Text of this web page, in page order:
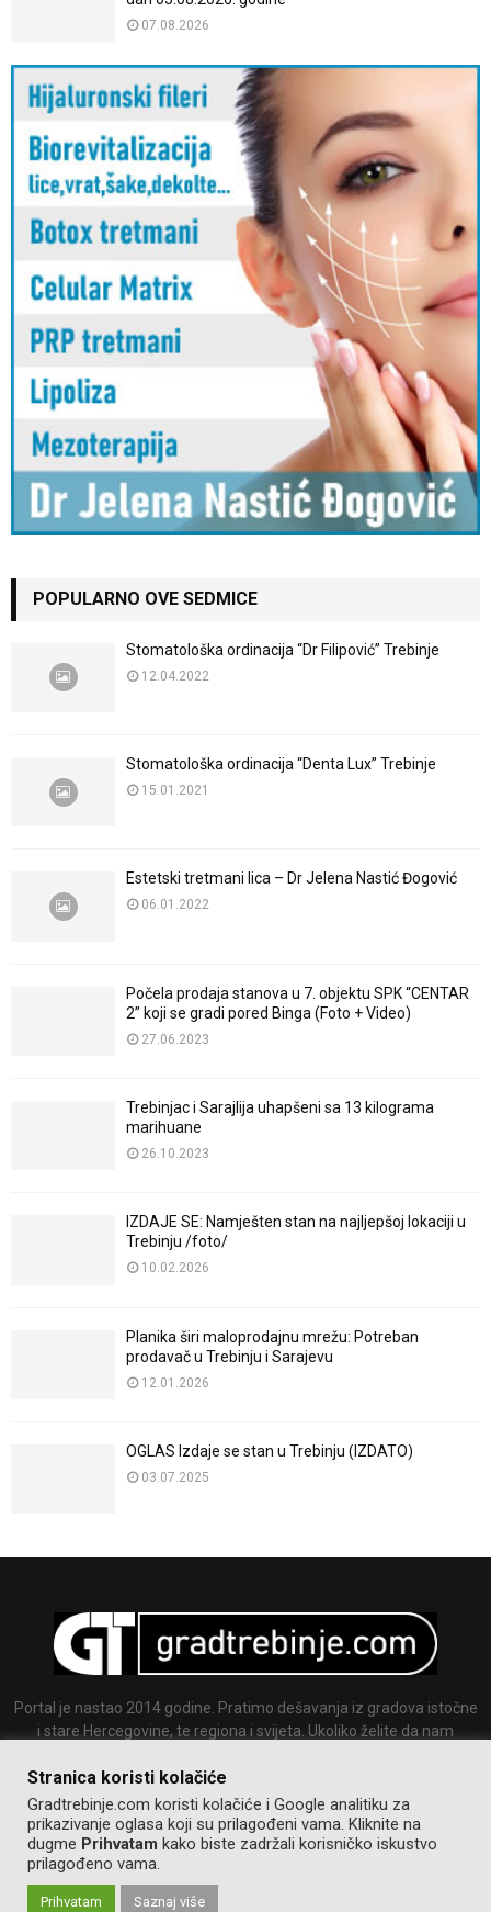
07.08.2026
POPULARNO OVE SEDMICE
Stomatološka ordinacija “Dr Filipović” Trebinje
12.04.2022
Stomatološka ordinacija “Denta Lux” Trebinje
15.01.2021
Estetski tretmani lica – Dr Jelena Nastić Đogović
06.01.2022
Počela prodaja stanova u 7. objektu SPK “CENTAR
2” koji se gradi pored Binga (Foto + Video)
27.06.2023
Trebinjac i Sarajlija uhapšeni sa 13 kilograma
marihuane
26.10.2023
IZDAJE SE: Namješten stan na najljepšoj lokaciji u
Trebinju /foto/
10.02.2026
Planika širi maloprodajnu mrežu: Potreban
prodavač u Trebinju i Sarajevu
12.01.2026
OGLAS Izdaje se stan u Trebinju (IZDATO)
03.07.2025
Portal je nastao 2014 godine. Pratimo dešavanja iz gradova istočne
i stare Hercegovine, te regiona i svijeta. Ukoliko želite da nam
Email: info@gradtrebinje.com
Stranica koristi kolačiće
Gradtrebinje.com koristi kolačiće i Google analitiku za
prikazivanje oglasa koji su prilagođeni vama. Kliknite na
dugme Prihvatam kako biste zadržali korisničko iskustvo
prilagođeno vama.
Prihvatam Saznaj više